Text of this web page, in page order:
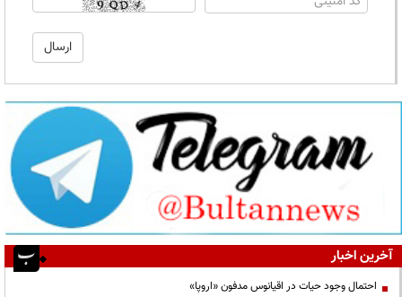
آخرین اخبار
احتمال وجود حیات در اقیانوس مدفون «اروپا»